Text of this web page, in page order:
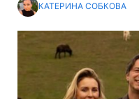
КАТЕРИНА СОБКОВА